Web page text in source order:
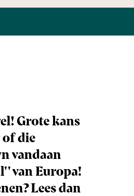
Grote kans
of die
vandaan
van Europa!
Lees dan